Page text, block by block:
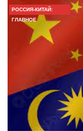
РОССИЯ-КИТАЙ:
ГЛАВНОЕ